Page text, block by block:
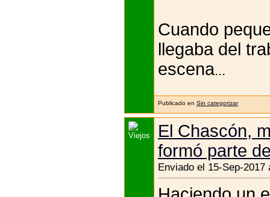
Cuando
llegaba del
escena...
Publicado en Sin categorizar
El Chascón,
formó parte
Enviado el 15-Sep-